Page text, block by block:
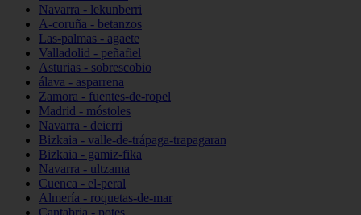
Navarra - lekunberri
A-coruña - betanzos
Las-palmas - agaete
Valladolid - peñafiel
Asturias - sobrescobio
álava - asparrena
Zamora - fuentes-de-ropel
Madrid - móstoles
Navarra - deierri
Bizkaia - valle-de-trápaga-trapagaran
Bizkaia - gamiz-fika
Navarra - ultzama
Cuenca - el-peral
Almería - roquetas-de-mar
Cantabria - potes